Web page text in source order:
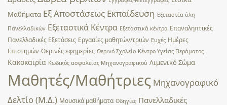
Μαθήματα Εξ Αποστάσεως Εκπαίδευση Εξεταστέα ύλη
Πανελλαδικών Εξεταστικά Κέντρα Εξεταστικά κέντρα Επαναληπτικές
Πανελλαδικές Εξετάσεις Εργασίες μαθητών/τριών Ευχές Ημέρες
Επιστημών Θερινές εφημερίες Θερινό Σχολείο Κέντρο Υγείας Περάματος
Κακοκαιρία Κωδικός ασφαλείας Μηχανογραφικού Λιμενικό Σώμα
Μαθητές/Μαθήτριες Μηχανογραφικό
Δελτίο (Μ.Δ.) Μουσικά μαθήματα Οδηγίες Πανελλαδικές